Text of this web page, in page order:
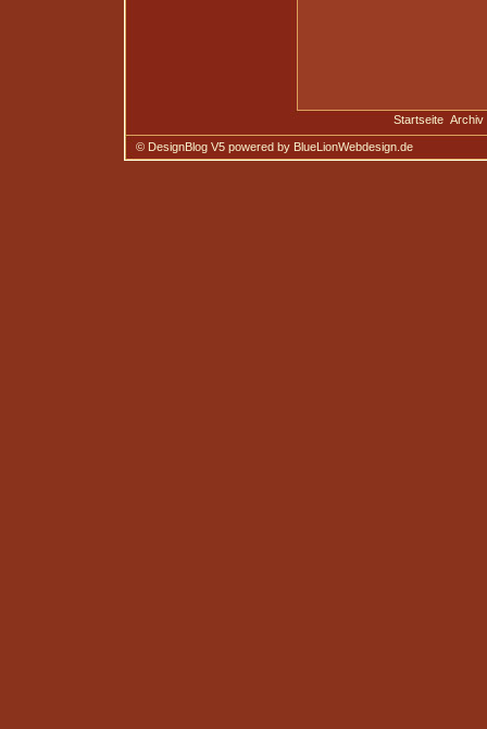
Startseite Archiv
© DesignBlog V5 powered by BlueLionWebdesign.de